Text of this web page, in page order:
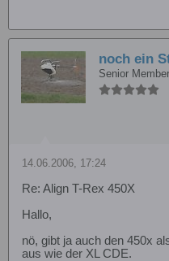
noch ein
Senior Member
14.06.2006, 17:24
Re: Align T-Rex 450X
Hallo,
nö, gibt ja auch den 450x
aus wie der XL CDE.